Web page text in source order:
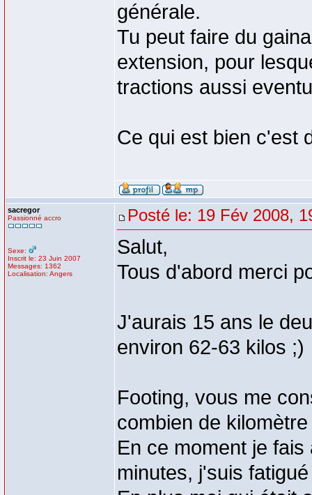
générale.
Tu peut faire du
extension, pour
tractions aussi
Ce qui est bien c'est
sacregor
Passionné accro
Sexe:
Inscrit le: 23 Juin 2007
Messages: 1362
Localisation: Angers
Posté le: 19 Fév 2008,
Salut,
Tous d'abord merci
J'aurais 15 ans le
environ 62-63 kilos ;)
Footing, vous me
combien de
En ce moment je
minutes, j'suis